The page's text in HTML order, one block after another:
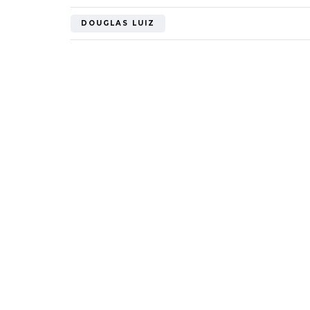
DOUGLAS LUIZ
"Bayern?